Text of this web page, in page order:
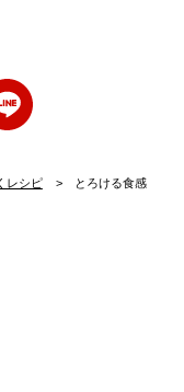
レシピ
とろける食感